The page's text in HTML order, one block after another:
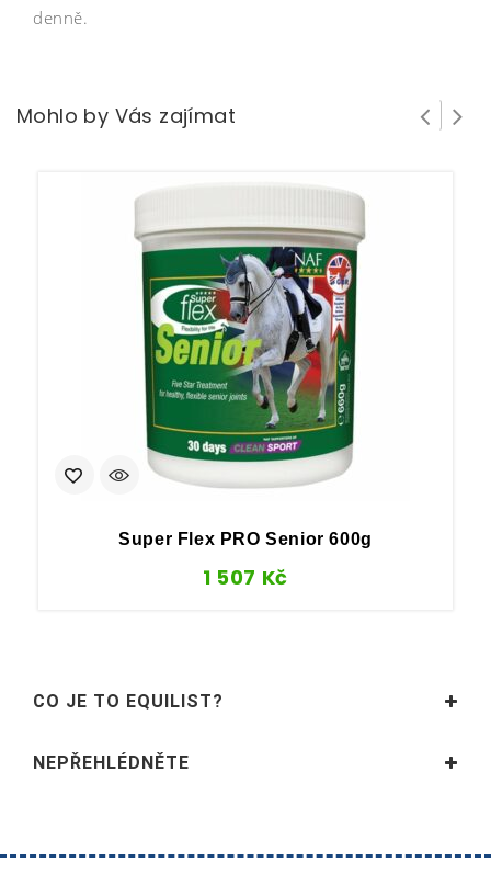
denně.
Mohlo by Vás zajímat
Super Flex PRO Senior 600g
1 507 Kč
CO JE TO EQUILIST?
NEPŘEHLÉDNĚTE